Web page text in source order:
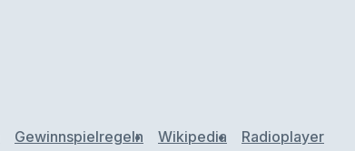
Gewinnspielregeln Wikipedia Radioplayer